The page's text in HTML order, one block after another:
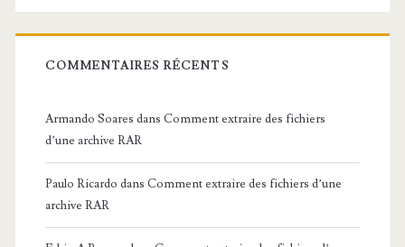
COMMENTAIRES RÉCENTS
Armando Soares dans Comment extraire des fichiers
d’une archive RAR
Paulo Ricardo dans Comment extraire des fichiers d’une
archive RAR